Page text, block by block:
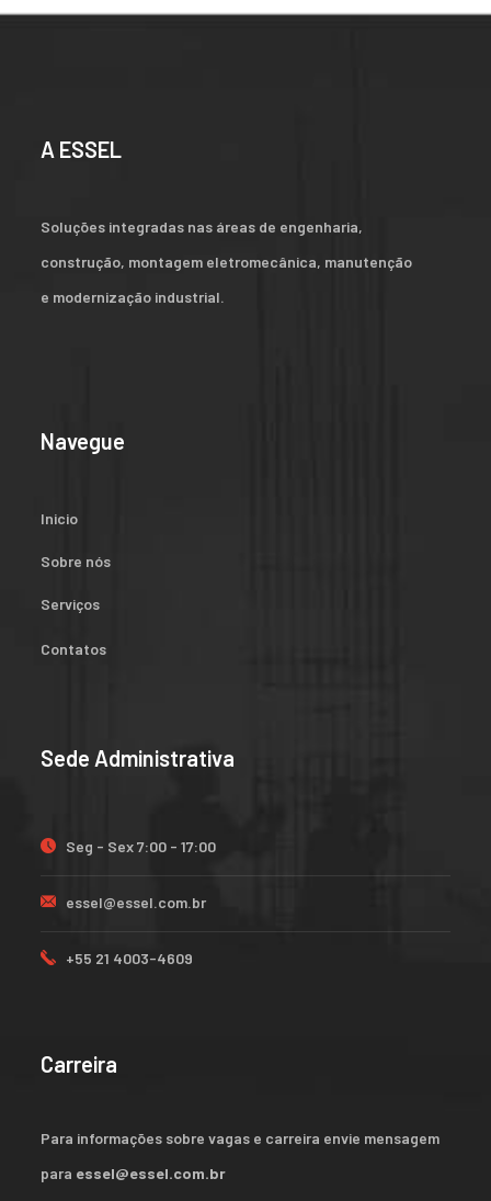
A ESSEL
Soluções integradas nas áreas de engenharia,
construção, montagem eletromecânica, manutenção
e modernização industrial.
Navegue
Inicio
Sobre nós
Serviços
Contatos
Sede Administrativa
Seg - Sex 7:00 - 17:00
essel@essel.com.br
+55 21 4003-4609
Carreira
Para informações sobre vagas e carreira envie mensagem
para essel@essel.com.br